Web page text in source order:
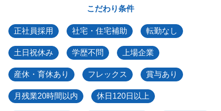
こだわり条件
正社員採用 社宅・住宅補助 転勤なし
土日祝休み 学歴不問 上場企業
産休・育休あり フレックス 賞与あり
月残業20時間以内 休日120日以上